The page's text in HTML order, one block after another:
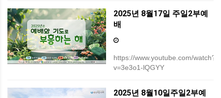
2025년 8월17일 주일2부예
배
https://www.youtube.com/watch?
v=3e3o1-lQGYY
2025년 8월10일주일2부예